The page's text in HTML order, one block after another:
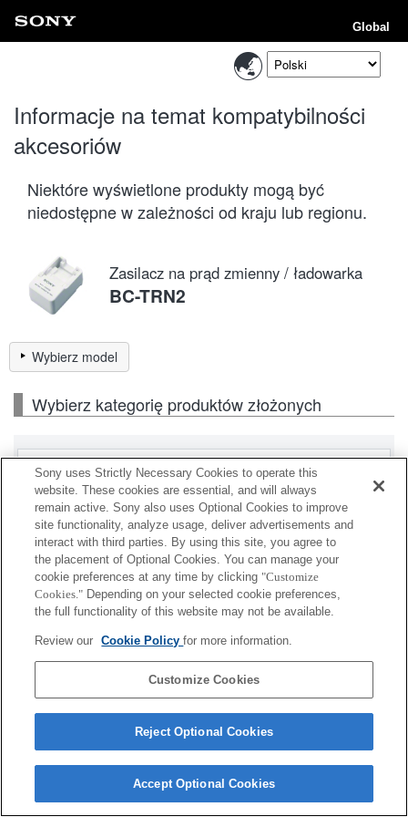
Global
Informacje na temat kompatybilności
akcesoriów
Niektóre wyświetlone produkty mogą być
niedostępne w zależności od kraju lub regionu.
Zasilacz na prąd zmienny / ładowarka
BC-TRN2
Wybierz model
Wybierz kategorię produktów złożonych
Korpus
Niektóre wyświetlone produkty mogą być
niedostępne w zależności od kraju lub regionu.
Terms of Use Contact Us Cookie Policy
Sony uses Strictly Necessary Cookies to operate this
website. These cookies are essential, and will always
remain active. Sony also uses Optional Cookies to improve
site functionality, analyze usage, deliver advertisements and
interact with third parties. By using this site, you agree to
the placement of Optional Cookies. You can manage your
cookie preferences at any time by clicking "Customize
Cookies." Depending on your selected cookie preferences,
the full functionality of this website may not be available.
Review our Cookie Policyfor more information.
Customize Cookies
Reject Optional Cookies
Accept Optional Cookies